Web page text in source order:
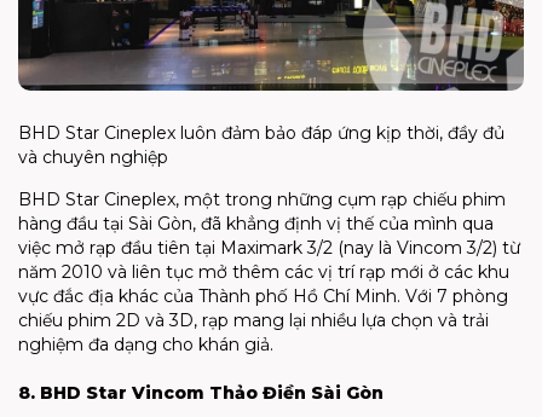
BHD Star Cineplex luôn đảm bảo đáp ứng kịp thời, đầy đủ
và chuyên nghiệp
BHD Star Cineplex, một trong những cụm rạp chiếu phim
hàng đầu tại Sài Gòn, đã khẳng định vị thế của mình qua
việc mở rạp đầu tiên tại Maximark 3/2 (nay là Vincom 3/2) từ
năm 2010 và liên tục mở thêm các vị trí rạp mới ở các khu
vực đắc địa khác của Thành phố Hồ Chí Minh. Với 7 phòng
chiếu phim 2D và 3D, rạp mang lại nhiều lựa chọn và trải
nghiệm đa dạng cho khán giả.
8. BHD Star Vincom Thảo Điền Sài Gòn